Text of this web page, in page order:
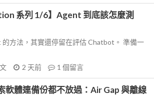
系列 1/6】Agent 到底該怎麼測
方法，其實還停留在評估 Chatbot。 準備一
2 天前 1 個留言
軟體連備份都不放過：Air Gap 與離線